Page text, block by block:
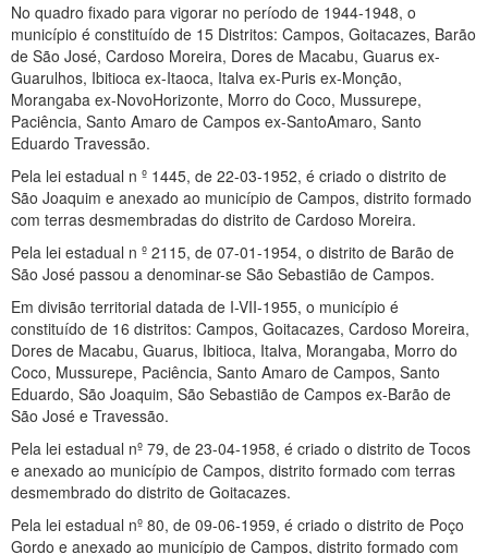
No quadro fixado para vigorar no período de 1944-1948, o
município é constituído de 15 Distritos: Campos, Goitacazes, Barão
de São José, Cardoso Moreira, Dores de Macabu, Guarus ex-
Guarulhos, Ibitioca ex-Itaoca, Italva ex-Puris ex-Monção,
Morangaba ex-NovoHorizonte, Morro do Coco, Mussurepe,
Paciência, Santo Amaro de Campos ex-SantoAmaro, Santo
Eduardo Travessão.
Pela lei estadual n º 1445, de 22-03-1952, é criado o distrito de
São Joaquim e anexado ao município de Campos, distrito formado
com terras desmembradas do distrito de Cardoso Moreira.
Pela lei estadual n º 2115, de 07-01-1954, o distrito de Barão de
São José passou a denominar-se São Sebastião de Campos.
Em divisão territorial datada de I-VII-1955, o município é
constituído de 16 distritos: Campos, Goitacazes, Cardoso Moreira,
Dores de Macabu, Guarus, Ibitioca, Italva, Morangaba, Morro do
Coco, Mussurepe, Paciência, Santo Amaro de Campos, Santo
Eduardo, São Joaquim, São Sebastião de Campos ex-Barão de
São José e Travessão.
Pela lei estadual nº 79, de 23-04-1958, é criado o distrito de Tocos
e anexado ao município de Campos, distrito formado com terras
desmembrado do distrito de Goitacazes.
Pela lei estadual nº 80, de 09-06-1959, é criado o distrito de Poço
Gordo e anexado ao município de Campos, distrito formado com